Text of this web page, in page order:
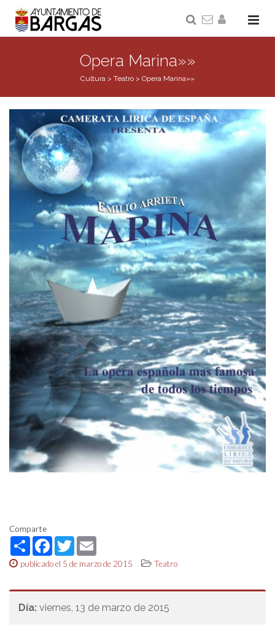
Opera Marina»»
Cultura > Teatro > Opera Marina»»
Comparte
ShareFacebook
Twitter
publicado el 5 de marzo de 2015 Teatro
Día: viernes, 13 de marzo de 2015